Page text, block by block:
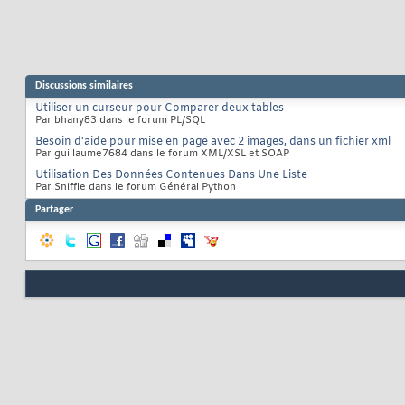
Discussions similaires
Utiliser un curseur pour Comparer deux tables
Par bhany83 dans le forum PL/SQL
Besoin d'aide pour mise en page avec 2 images, dans un fichier xml
Par guillaume7684 dans le forum XML/XSL et SOAP
Utilisation Des Données Contenues Dans Une Liste
Par Sniffle dans le forum Général Python
Partager